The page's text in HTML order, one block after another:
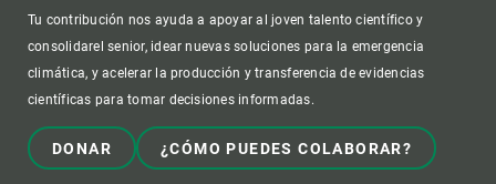
Tu contribución nos ayuda a apoyar al joven talento científico y
consolidarel senior, idear nuevas soluciones para la emergencia
climática, y acelerar la producción y transferencia de evidencias
científicas para tomar decisiones informadas.
DONAR ¿CÓMO PUEDES COLABORAR?